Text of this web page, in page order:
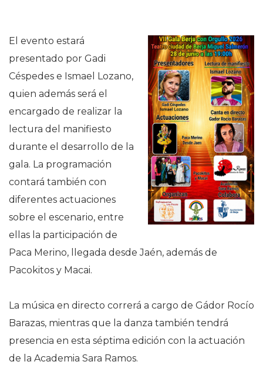
El evento estará
presentado por Gadi
Céspedes e Ismael Lozano,
quien además será el
encargado de realizar la
lectura del manifiesto
durante el desarrollo de la
gala. La programación
contará también con
diferentes actuaciones
sobre el escenario, entre
ellas la participación de
Paca Merino, llegada desde Jaén, además de
Pacokitos y Macai.
La música en directo correrá a cargo de Gádor Rocío
Barazas, mientras que la danza también tendrá
presencia en esta séptima edición con la actuación
de la Academia Sara Ramos.